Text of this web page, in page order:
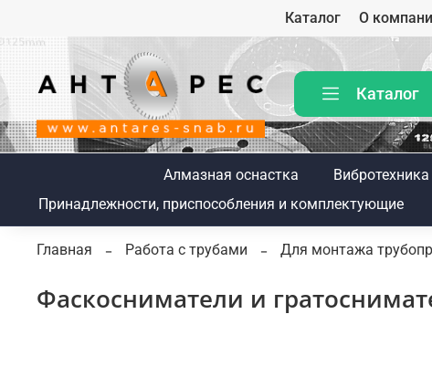
Каталог О
Каталог
Алмазная оснастка Вибротехника
Принадлежности, приспособления и комплектующие
Главная Работа с трубами Для монтажа
Фаскосниматели и